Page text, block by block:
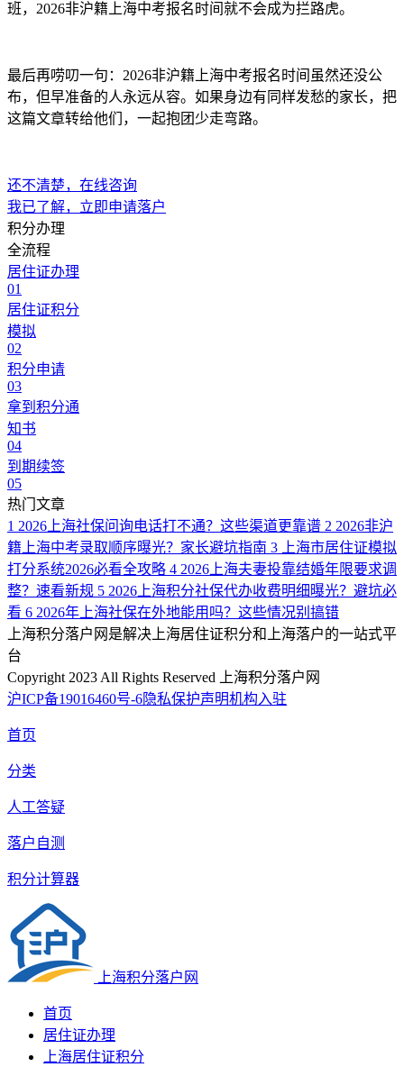
班，2026非沪籍上海中考报名时间就不会成为拦路虎。
最后再唠叨一句：2026非沪籍上海中考报名时间虽然还没公
布，但早准备的人永远从容。如果身边有同样发愁的家长，把
这篇文章转给他们，一起抱团少走弯路。
还不清楚，在线咨询
我已了解，立即申请落户
积分办理
全流程
居住证办理
01
居住证积分
模拟
02
积分申请
03
拿到积分通
知书
04
到期续签
05
热门文章
1 2026上海社保问询电话打不通？这些渠道更靠谱 2 2026非沪
籍上海中考录取顺序曝光？家长避坑指南 3
上海市居住证模拟
打分系统2026必看全攻略 4 2026上海夫妻投靠结婚年限要求调
整？速看新规 5 2026上海积分社保代办收费明细曝光？避坑必
看 6 2026年上海社保在外地能用吗？这些情况别搞错
上海积分落户网是解决上海居住证积分和上海落户的一站式平
台
Copyright 2023 All Rights Reserved 上海积分落户网
沪ICP备19016460号-6隐私保护声明机构入驻
首页
分类
人工答疑
落户自测
积分计算器
上海积分落户网
首页
居住证办理
上海居住证积分